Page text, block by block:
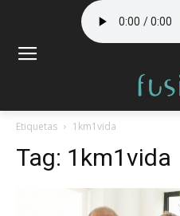
Etiquetas 1km1vida
Tag: 1km1vida